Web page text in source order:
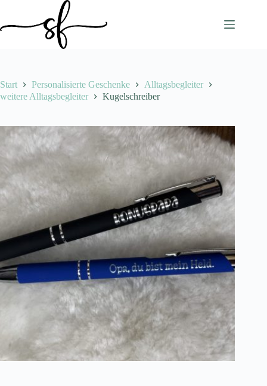
springen
Start Personalisierte Geschenke
Alltagsbegleiter
weitere Alltagsbegleiter
Kugelschreiber